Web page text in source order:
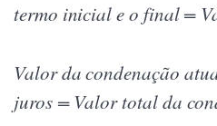
termo inicial e o final =
Valor da condenação
juros = Valor total da